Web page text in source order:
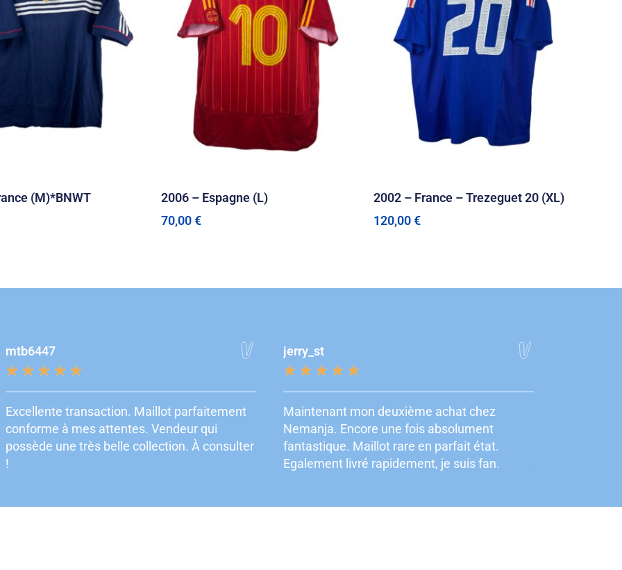
(M)*BNWT
2006 – Espagne (L)
70,00€
2002 – France – Trezeguet 20 (XL)
120,00€
mtb6447
★ ★ ★ ★ ★
Excellente transaction. Maillot parfaitement
conforme à mes attentes. Vendeur qui
possède une très belle collection. À consulter
!
jerry_st
★ ★ ★ ★ ★
Maintenant mon deuxième achat chez
Nemanja. Encore une fois absolument
fantastique. Maillot rare en parfait état.
Egalement livré rapidement, je suis fan.